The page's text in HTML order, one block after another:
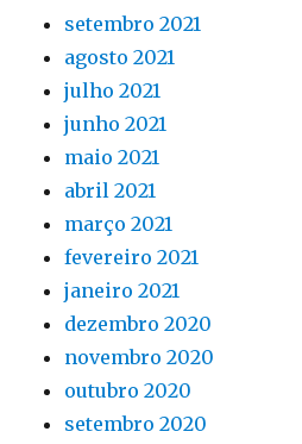
setembro 2021
agosto 2021
julho 2021
junho 2021
maio 2021
abril 2021
março 2021
fevereiro 2021
janeiro 2021
dezembro 2020
novembro 2020
outubro 2020
setembro 2020